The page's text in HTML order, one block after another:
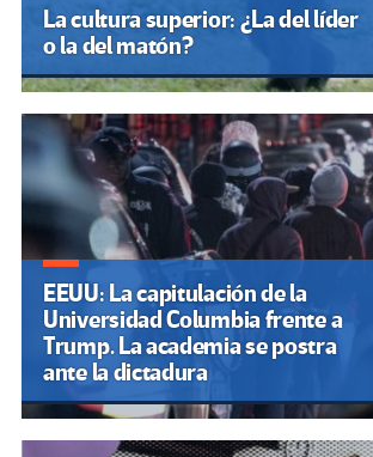
La cultura superior: ¿La del líder
o la del matón?
EEUU: La capitulación de la
Universidad Columbia frente a
Trump. La academia se postra
ante la dictadura